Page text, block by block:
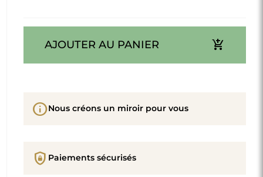
AJOUTER AU PANIER add_shopping_cart
infoNous créons un miroir pour vous
shield_lock Paiements sécurisés